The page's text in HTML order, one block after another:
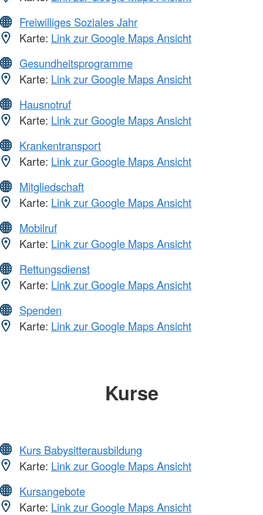
Freiwilliges Soziales Jahr
Karte: Link zur Google Maps Ansicht
Gesundheitsprogramme
Karte: Link zur Google Maps Ansicht
Hausnotruf
Karte: Link zur Google Maps Ansicht
Krankentransport
Karte: Link zur Google Maps Ansicht
Mitgliedschaft
Karte: Link zur Google Maps Ansicht
Mobilruf
Karte: Link zur Google Maps Ansicht
Rettungsdienst
Karte: Link zur Google Maps Ansicht
Spenden
Karte: Link zur Google Maps Ansicht
Kurse
Kurs Babysitterausbildung
Karte: Link zur Google Maps Ansicht
Kursangebote
Karte: Link zur Google Maps Ansicht